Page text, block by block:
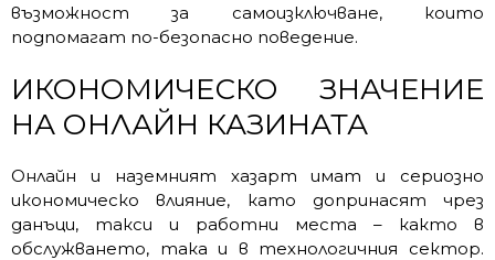
възможност за самоизключване, които
подпомагат по-безопасно поведение.
ИКОНОМИЧЕСКО ЗНАЧЕНИЕ
НА ОНЛАЙН КАЗИНАТА
Онлайн и наземният хазарт имат и сериозно
икономическо влияние, като допринасят чрез
данъци, такси и работни места – както в
обслужването, така и в технологичния сектор.